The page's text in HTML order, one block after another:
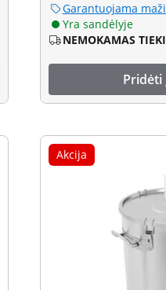
Garantuojama
Yra sandėlyje
NEMOKAMAS
Pridėti
Akcija